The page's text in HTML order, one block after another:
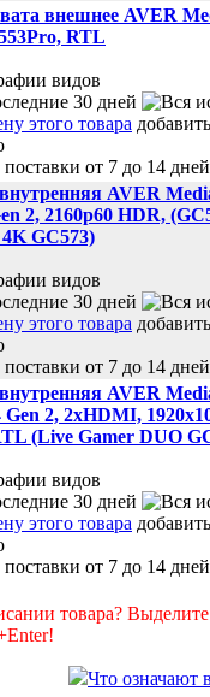
внешнее AVER
RTL
от 7 до 14
AVER
2, 2160p60 HDR,
GC573)
от 7 до 14
AVER
2, 2xHDMI,
(Live Gamer DUO
от 7 до 14
товара?
Что означают